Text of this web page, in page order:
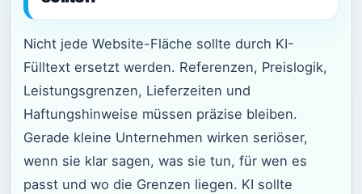
Nicht jede Website-Fläche sollte durch KI-
Fülltext ersetzt werden. Referenzen, Preislogik,
Leistungsgrenzen, Lieferzeiten und
Haftungshinweise müssen präzise bleiben.
Gerade kleine Unternehmen wirken seriöser,
wenn sie klar sagen, was sie tun, für wen es
passt und wo die Grenzen liegen. KI sollte